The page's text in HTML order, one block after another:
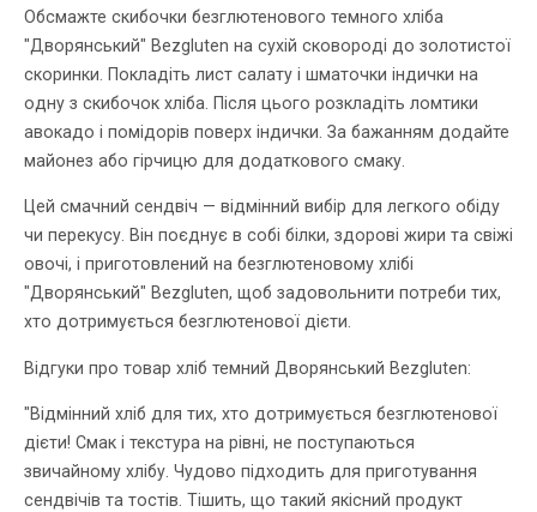
Обсмажте скибочки безглютенового темного хліба
"Дворянський" Bezgluten на сухій сковороді до золотистої
скоринки. Покладіть лист салату і шматочки індички на
одну з скибочок хліба. Після цього розкладіть ломтики
авокадо і помідорів поверх індички. За бажанням додайте
майонез або гірчицю для додаткового смаку.
Цей смачний сендвіч — відмінний вибір для легкого обіду
чи перекусу. Він поєднує в собі білки, здорові жири та свіжі
овочі, і приготовлений на безглютеновому хлібі
"Дворянський" Bezgluten, щоб задовольнити потреби тих,
хто дотримується безглютенової дієти.
Відгуки про товар хліб темний Дворянський Bezgluten:
"Відмінний хліб для тих, хто дотримується безглютенової
дієти! Смак і текстура на рівні, не поступаються
звичайному хлібу. Чудово підходить для приготування
сендвічів та тостів. Тішить, що такий якісний продукт